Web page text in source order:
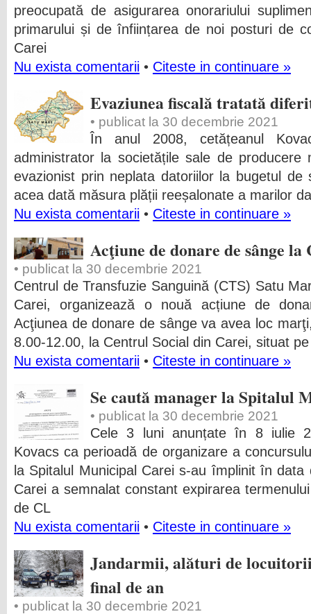
preocupată de asigurarea onorariului
primarului și de înființarea de noi posturi de
Carei
Nu exista comentarii • Citeste in continuare »
Evaziunea fiscală tratată
• publicat la 30 decembrie 2021
În anul 2008, cetățeanul
administrator la societățile sale de producere
evazionist prin neplata datoriilor la bugetul
acea dată măsura plății reeșalonate a marilor
Nu exista comentarii • Citeste in continuare »
Acţiune de donare de sânge
• publicat la 30 decembrie 2021
Centrul de Transfuzie Sanguină (CTS) Satu
Carei, organizează o nouă acțiune de
Acţiunea de donare de sânge va avea loc
8.00-12.00, la Centrul Social din Carei, situat
Nu exista comentarii • Citeste in continuare »
Se caută manager la Spitalul
• publicat la 30 decembrie 2021
Cele 3 luni anunțate în 8 iulie
Kovacs ca perioadă de organizare a
la Spitalul Municipal Carei s-au împlinit în
Carei a semnalat constant expirarea
de CL
Nu exista comentarii • Citeste in continuare »
Jandarmii, alături de
final de an
• publicat la 30 decembrie 2021